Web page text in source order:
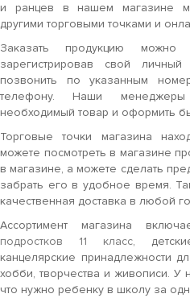
и ранцев в нашем магазине
другими торговыми точками и
Заказать продукцию
зарегистрировав свой
позвонить по указанным
телефону. Наши
необходимый товар и оформить
Торговые точки магазина
можете посмотреть в магазине
в магазине, а можете сделать
забрать его в удобное время.
качественная доставка в любой
Ассортимент магазина
подростков 11 класс,
канцелярские принадлежности
хобби, творчества и живописи. У
что нужно ребенку в школу за